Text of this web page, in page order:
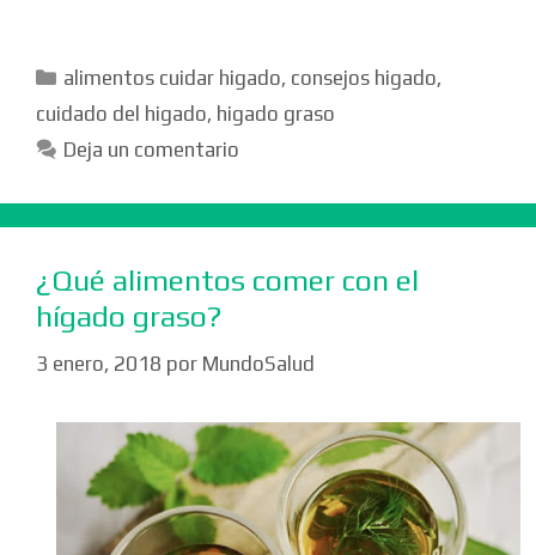
Categorías
alimentos cuidar higado, consejos higado,
cuidado del higado, higado graso
Deja un comentario
¿Qué alimentos comer con el
hígado graso?
3 enero, 2018 por MundoSalud